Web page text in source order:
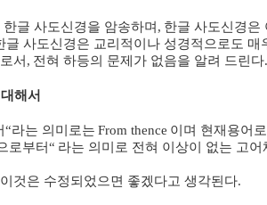
글 사도신경을 암송하며 , 한글 사도신경은
글 사도신경은 교리적이나 성경적으로도 매
서 , 전혀 하등의 문제가 없음을 알려 드린다.
해서
“라는 의미로는 From thence 이며 현재용어
로부터“ 라는 의미로 전혀 이상이 없는 고어
것은 수정되었으면 좋겠다고 생각된다.